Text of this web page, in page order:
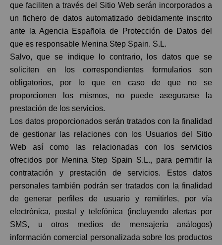
que faciliten a través del Sitio Web serán incorporados a
un fichero de datos automatizado debidamente inscrito
ante la Agencia Española de Protección de Datos del
que es responsable Menina Step Spain. S.L.
Salvo, que se indique lo contrario, los datos que se
soliciten en los correspondientes formularios son
obligatorios, por lo que en caso de que no se
proporcionen los mismos, no puede asegurarse la
prestación de los servicios.
Los datos proporcionados serán tratados con la finalidad
de gestionar las relaciones con los Usuarios del Sitio
Web así como las relacionadas con los servicios
ofrecidos por Menina Step Spain S.L., para permitir la
contratación y prestación de servicios. Estos datos
personales también podrán ser tratados con la finalidad
de generar perfiles de usuario y remitirles, por vía
electrónica, postal y telefónica (incluyendo alertas por
SMS, u otros medios de mensajería análogos)
información comercial personalizada sobre los productos